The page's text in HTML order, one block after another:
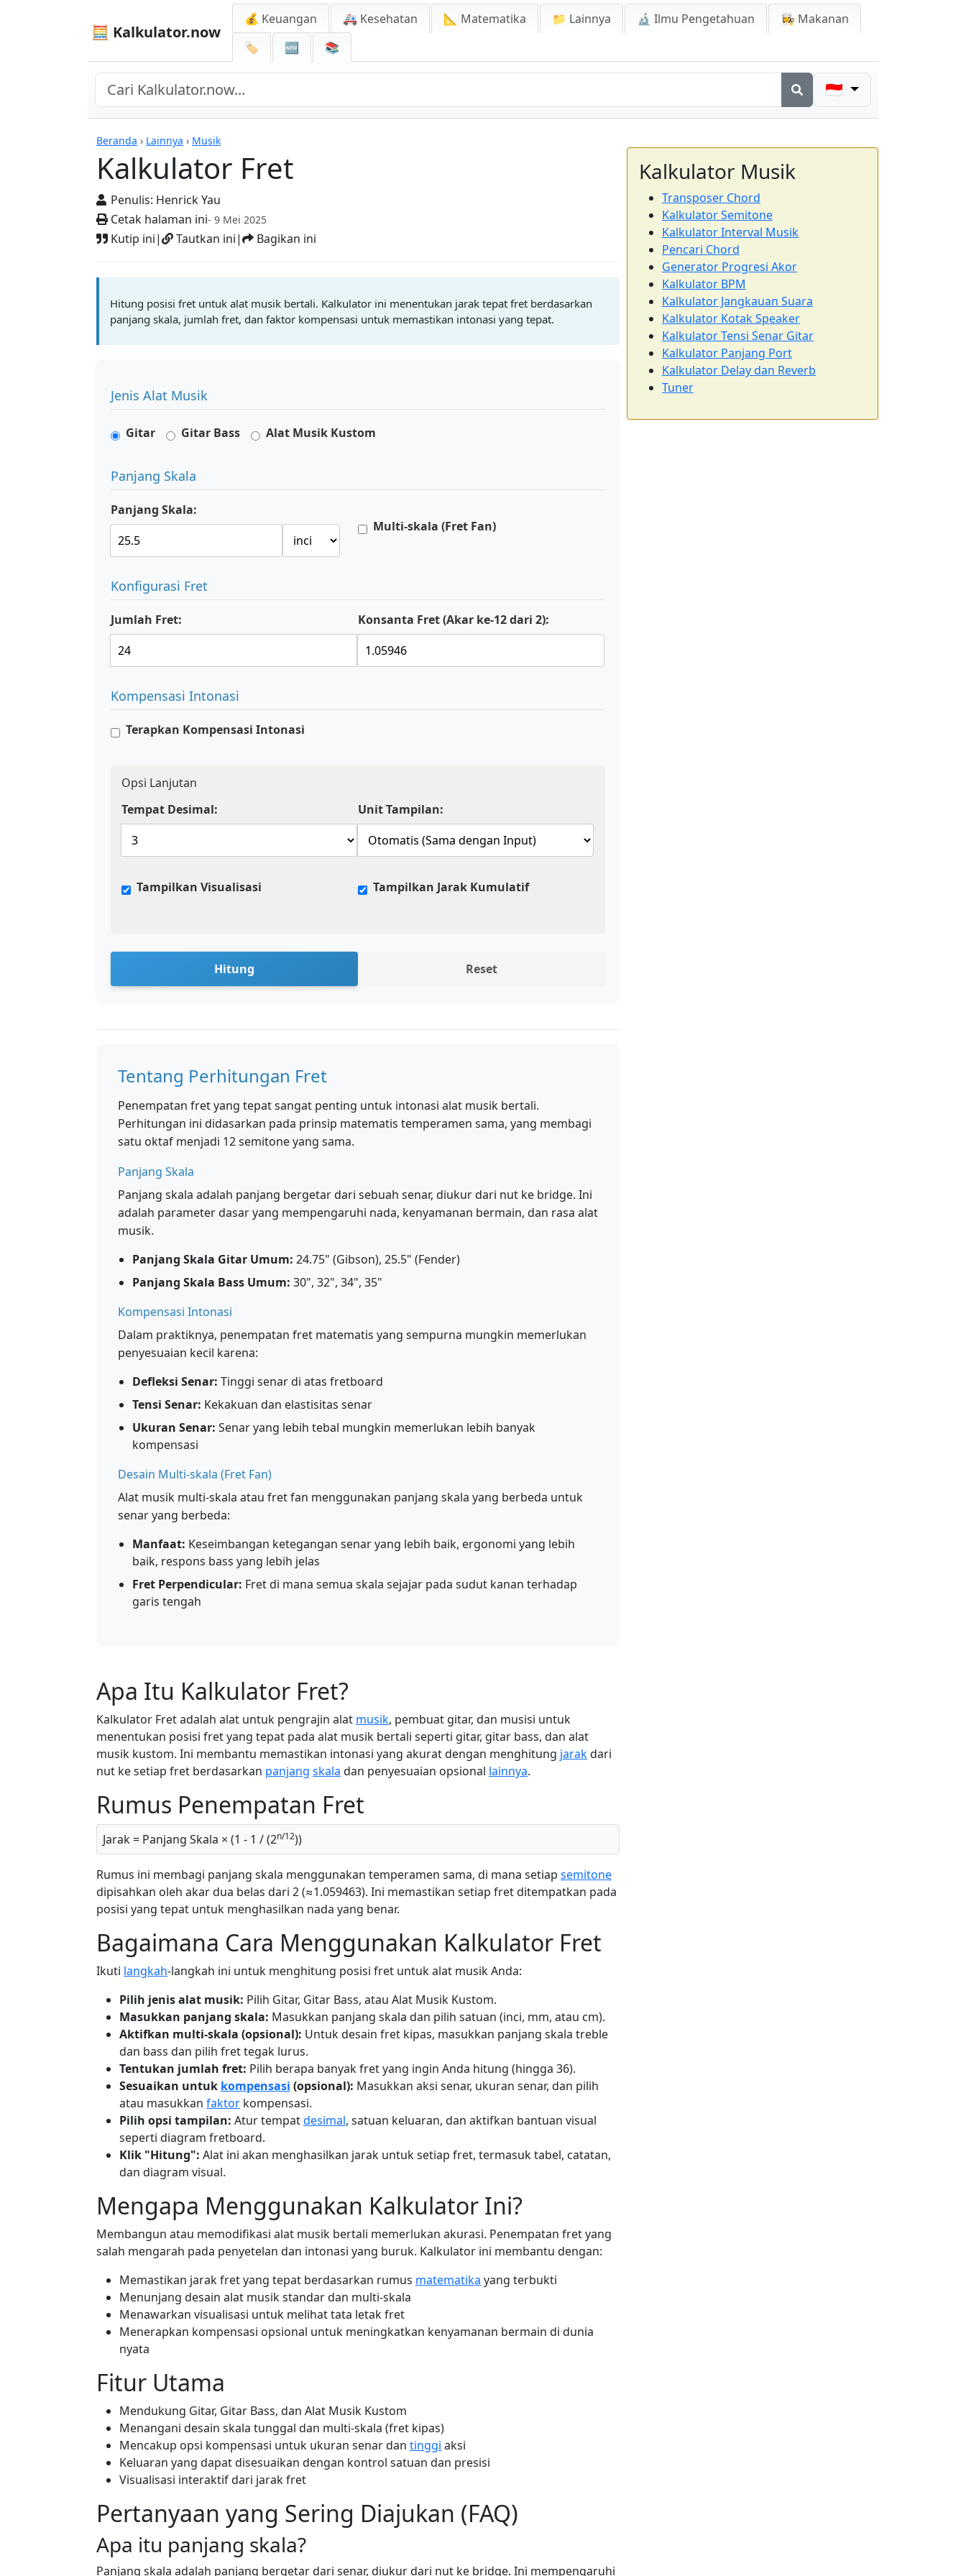
🧮 Kalkulator.now
💰 Keuangan 🚑 Kesehatan 📐 Matematika 📁 Lainnya 🔬 Ilmu Pengetahuan
👩‍🍳 Makanan
🏷️
🆕 📚
🇮🇩
Beranda › Lainnya › Musik
Kalkulator Fret
Penulis: Henrick Yau
Cetak halaman ini- 9 Mei 2025
Kutip ini| Tautkan ini| Bagikan ini
Kalkulator-kalkulator
Hitung posisi fret untuk alat musik bertali. Kalkulator ini menentukan jarak tepat fret berdasarkan
panjang skala, jumlah fret, dan faktor kompensasi untuk memastikan intonasi yang tepat.
Jenis Alat Musik
Gitar Gitar Bass Alat Musik Kustom
Panjang Skala
Panjang Skala:
Multi-skala (Fret Fan)
Konfigurasi Fret
Jumlah Fret: Konsanta Fret (Akar ke-12 dari 2):
Kompensasi Intonasi
Terapkan Kompensasi Intonasi
Opsi Lanjutan
Tempat Desimal:
Unit Tampilan:
Tampilkan Visualisasi Tampilkan Jarak Kumulatif
Hitung Reset
Tentang Perhitungan Fret
Penempatan fret yang tepat sangat penting untuk intonasi alat musik bertali.
Perhitungan ini didasarkan pada prinsip matematis temperamen sama, yang membagi
satu oktaf menjadi 12 semitone yang sama.
Panjang Skala
Panjang skala adalah panjang bergetar dari sebuah senar, diukur dari nut ke bridge. Ini
adalah parameter dasar yang mempengaruhi nada, kenyamanan bermain, dan rasa alat
musik.
Panjang Skala Gitar Umum: 24.75" (Gibson), 25.5" (Fender)
Panjang Skala Bass Umum: 30", 32", 34", 35"
Kompensasi Intonasi
Dalam praktiknya, penempatan fret matematis yang sempurna mungkin memerlukan
penyesuaian kecil karena:
Defleksi Senar: Tinggi senar di atas fretboard
Tensi Senar: Kekakuan dan elastisitas senar
Ukuran Senar: Senar yang lebih tebal mungkin memerlukan lebih banyak
kompensasi
Desain Multi-skala (Fret Fan)
Alat musik multi-skala atau fret fan menggunakan panjang skala yang berbeda untuk
senar yang berbeda:
Manfaat: Keseimbangan ketegangan senar yang lebih baik, ergonomi yang lebih
baik, respons bass yang lebih jelas
Fret Perpendicular: Fret di mana semua skala sejajar pada sudut kanan terhadap
garis tengah
Apa Itu Kalkulator Fret?
Kalkulator Fret adalah alat untuk pengrajin alat musik, pembuat gitar, dan musisi untuk
menentukan posisi fret yang tepat pada alat musik bertali seperti gitar, gitar bass, dan alat
musik kustom. Ini membantu memastikan intonasi yang akurat dengan menghitung jarakdari
nut ke setiap fret berdasarkan panjang skala dan penyesuaian opsional lainnya.
Rumus Penempatan Fret
Jarak = Panjang Skala × (1 - 1 / (2n/12))
Rumus ini membagi panjang skala menggunakan temperamen sama, di mana setiap semitone
dipisahkan oleh akar dua belas dari 2 (≈1.059463). Ini memastikan setiap fret ditempatkan pada
posisi yang tepat untuk menghasilkan nada yang benar.
Bagaimana Cara Menggunakan Kalkulator Fret
Ikuti langkah-langkah ini untuk menghitung posisi fret untuk alat musik Anda:
Pilih jenis alat musik: Pilih Gitar, Gitar Bass, atau Alat Musik Kustom.
Masukkan panjang skala: Masukkan panjang skala dan pilih satuan (inci, mm, atau cm).
Aktifkan multi-skala (opsional): Untuk desain fret kipas, masukkan panjang skala treble
dan bass dan pilih fret tegak lurus.
Tentukan jumlah fret: Pilih berapa banyak fret yang ingin Anda hitung (hingga 36).
Sesuaikan untuk kompensasi (opsional): Masukkan aksi senar, ukuran senar, dan pilih
atau masukkan faktor kompensasi.
Pilih opsi tampilan: Atur tempatdesimal, satuan keluaran, dan aktifkan bantuan visual
seperti diagram fretboard.
Klik "Hitung": Alat ini akan menghasilkan jarak untuk setiap fret, termasuk tabel, catatan,
dan diagram visual.
Mengapa Menggunakan Kalkulator Ini?
Membangun atau memodifikasi alat musik bertali memerlukan akurasi. Penempatan fret yang
salah mengarah pada penyetelan dan intonasi yang buruk. Kalkulator ini membantu dengan:
Memastikan jarak fret yang tepat berdasarkan rumus matematika yang terbukti
Menunjang desain alat musik standar dan multi-skala
Menawarkan visualisasi untuk melihat tata letak fret
Menerapkan kompensasi opsional untuk meningkatkan kenyamanan bermain di dunia
nyata
Fitur Utama
Mendukung Gitar, Gitar Bass, dan Alat Musik Kustom
Menangani desain skala tunggal dan multi-skala (fret kipas)
Mencakup opsi kompensasi untuk ukuran senar dan tinggi aksi
Keluaran yang dapat disesuaikan dengan kontrol satuan dan presisi
Visualisasi interaktif dari jarak fret
Pertanyaan yang Sering Diajukan (FAQ)
Apa itu panjang skala?
Panjang skala adalah panjang bergetar dari senar, diukur dari nut ke bridge. Ini mempengaruhi
Kalkulator Musik
Transposer Chord
Kalkulator Semitone
Kalkulator Interval Musik
Pencari Chord
Generator Progresi Akor
Kalkulator BPM
Kalkulator Jangkauan Suara
Kalkulator Kotak Speaker
Kalkulator Tensi Senar Gitar
Kalkulator Panjang Port
Kalkulator Delay dan Reverb
Tuner